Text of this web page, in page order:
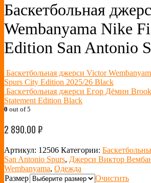
Баскетбольная
Wembanyama Nike
Edition San Antonio
Баскетбольная джерси Victor
Spurs City Edition 2025/26 Black
Баскетбольная джерси Егор Дёмин
Statement Edition Black
0 out of 5
2 890.00₽
Артикул: 12506 Категории:
San Antonio Spurs, Джерси Виктор
Wembanyama, Одежда
Размер
Очистить